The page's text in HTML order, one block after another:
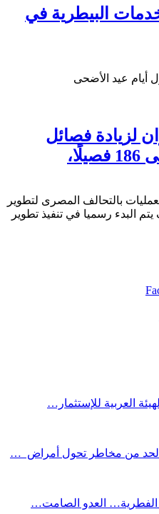
البيطرية في
لزيادة فصائل
بالتحالف المصرى لتطوير
البدء رسميا في تنفيذ تطوير
الحد من مخاطر تحول أمراض …
العدو الصامت…